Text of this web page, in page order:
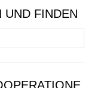
UND FINDEN